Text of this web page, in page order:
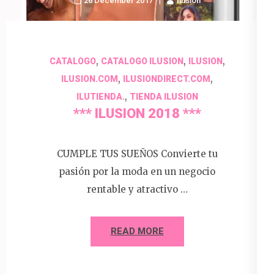
CATALOGO, CATALOGO ILUSION, ILUSION,
ILUSION.COM , ILUSIONDIRECT.COM ,
ILUTIENDA., TIENDA ILUSION
*** ILUSION 2018 ***
CUMPLE TUS SUEÑOS Convierte tu
pasión por la moda en un negocio
rentable y atractivo …
READ MORE